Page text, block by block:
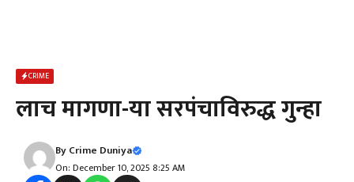
CRIME
लाच मागणा-या सरपंचाविरुद्ध गुन्हा
ByCrime Duniya
On: December 10, 2025 8:25 AM